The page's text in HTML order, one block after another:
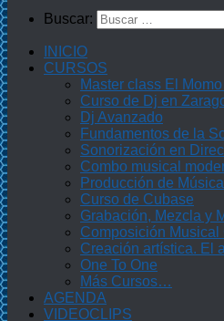
Buscar:
INICIO
CURSOS
Master class El
Curso de Dj en
Dj Avanzado
Fundamentos de la
Sonorización en
Combo musical
Producción de
Curso de Cubase
Grabación, Mezcla y
Composición
Creación artística. El
One To One
Más Cursos…
AGENDA
VIDEOCLIPS